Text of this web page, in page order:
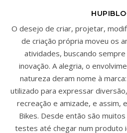
O desejo de criar, projetar,
de criação própria moveu os
atividades, buscando
inovação. A alegria, o
natureza deram nome à
utilizado para expressar
recreação e amizade, e assim,
Bikes. Desde então são
testes até chegar num produto